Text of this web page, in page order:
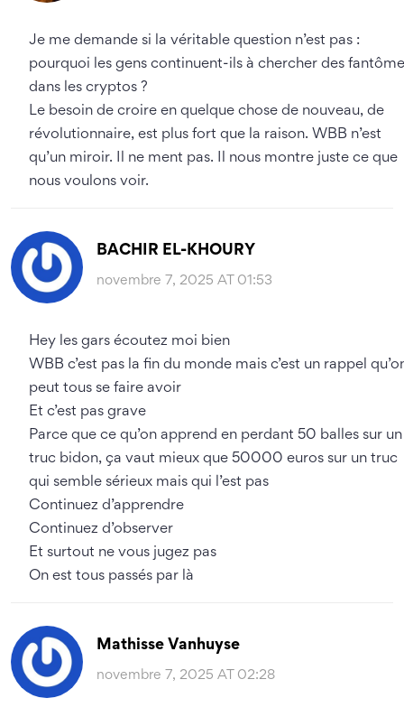
Je me demande si la véritable question n’est pas :
pourquoi les gens continuent-ils à chercher des
dans les cryptos ?
Le besoin de croire en quelque chose de nouveau, de
révolutionnaire, est plus fort que la raison. WBB n’est
qu’un miroir. Il ne ment pas. Il nous montre juste ce que
nous voulons voir.
BACHIR EL-KHOURY
novembre 7, 2025 AT 01:53
Hey les gars écoutez moi bien
WBB c’est pas la fin du monde mais c’est un rappel
peut tous se faire avoir
Et c’est pas grave
Parce que ce qu’on apprend en perdant 50 balles sur un
truc bidon, ça vaut mieux que 50000 euros sur un truc
qui semble sérieux mais qui l’est pas
Continuez d’apprendre
Continuez d’observer
Et surtout ne vous jugez pas
On est tous passés par là
Mathisse Vanhuyse
novembre 7, 2025 AT 02:28